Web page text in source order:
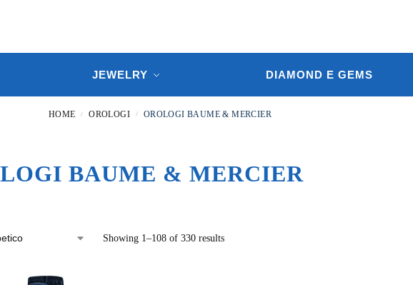
JEWELRY DIAMOND E GEMS
HOME / OROLOGI / OROLOGI BAUME & MERCIER
BAUME & MERCIER
Showing 1–108 of 330 results